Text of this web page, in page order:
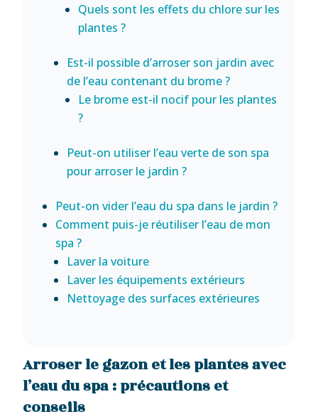
Quels sont les effets du chlore sur les
plantes ?
Est-il possible d’arroser son jardin avec
de l’eau contenant du brome ?
Le brome est-il nocif pour les plantes
?
Peut-on utiliser l’eau verte de son spa
pour arroser le jardin ?
Peut-on vider l’eau du spa dans le jardin ?
Comment puis-je réutiliser l’eau de mon
spa ?
Laver la voiture
Laver les équipements extérieurs
Nettoyage des surfaces extérieures
Arroser le gazon et les plantes avec
l’eau du spa : précautions et
conseils